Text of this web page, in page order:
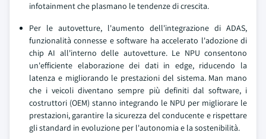
infotainment che plasmano le tendenze di crescita.
Per le autovetture, l'aumento dell'integrazione di ADAS,
funzionalità connesse e software ha accelerato l'adozione di
chip AI all'interno delle autovetture. Le NPU consentono
un'efficiente elaborazione dei dati in edge, riducendo la
latenza e migliorando le prestazioni del sistema. Man mano
che i veicoli diventano sempre più definiti dal software, i
costruttori (OEM) stanno integrando le NPU per migliorare le
prestazioni, garantire la sicurezza del conducente e rispettare
gli standard in evoluzione per l'autonomia e la sostenibilità.